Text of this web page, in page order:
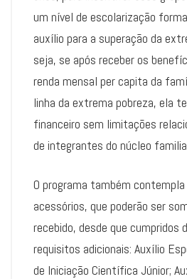
um nível de escolarização
auxílio para a superação da
seja, se após receber os
renda mensal per capita da
linha da extrema pobreza, ela
financeiro sem limitações
de integrantes do núcleo
O programa também
acessórios, que poderão ser
recebido, desde que cumpridos
requisitos adicionais: Auxílio
de Iniciação Científica Júnior;